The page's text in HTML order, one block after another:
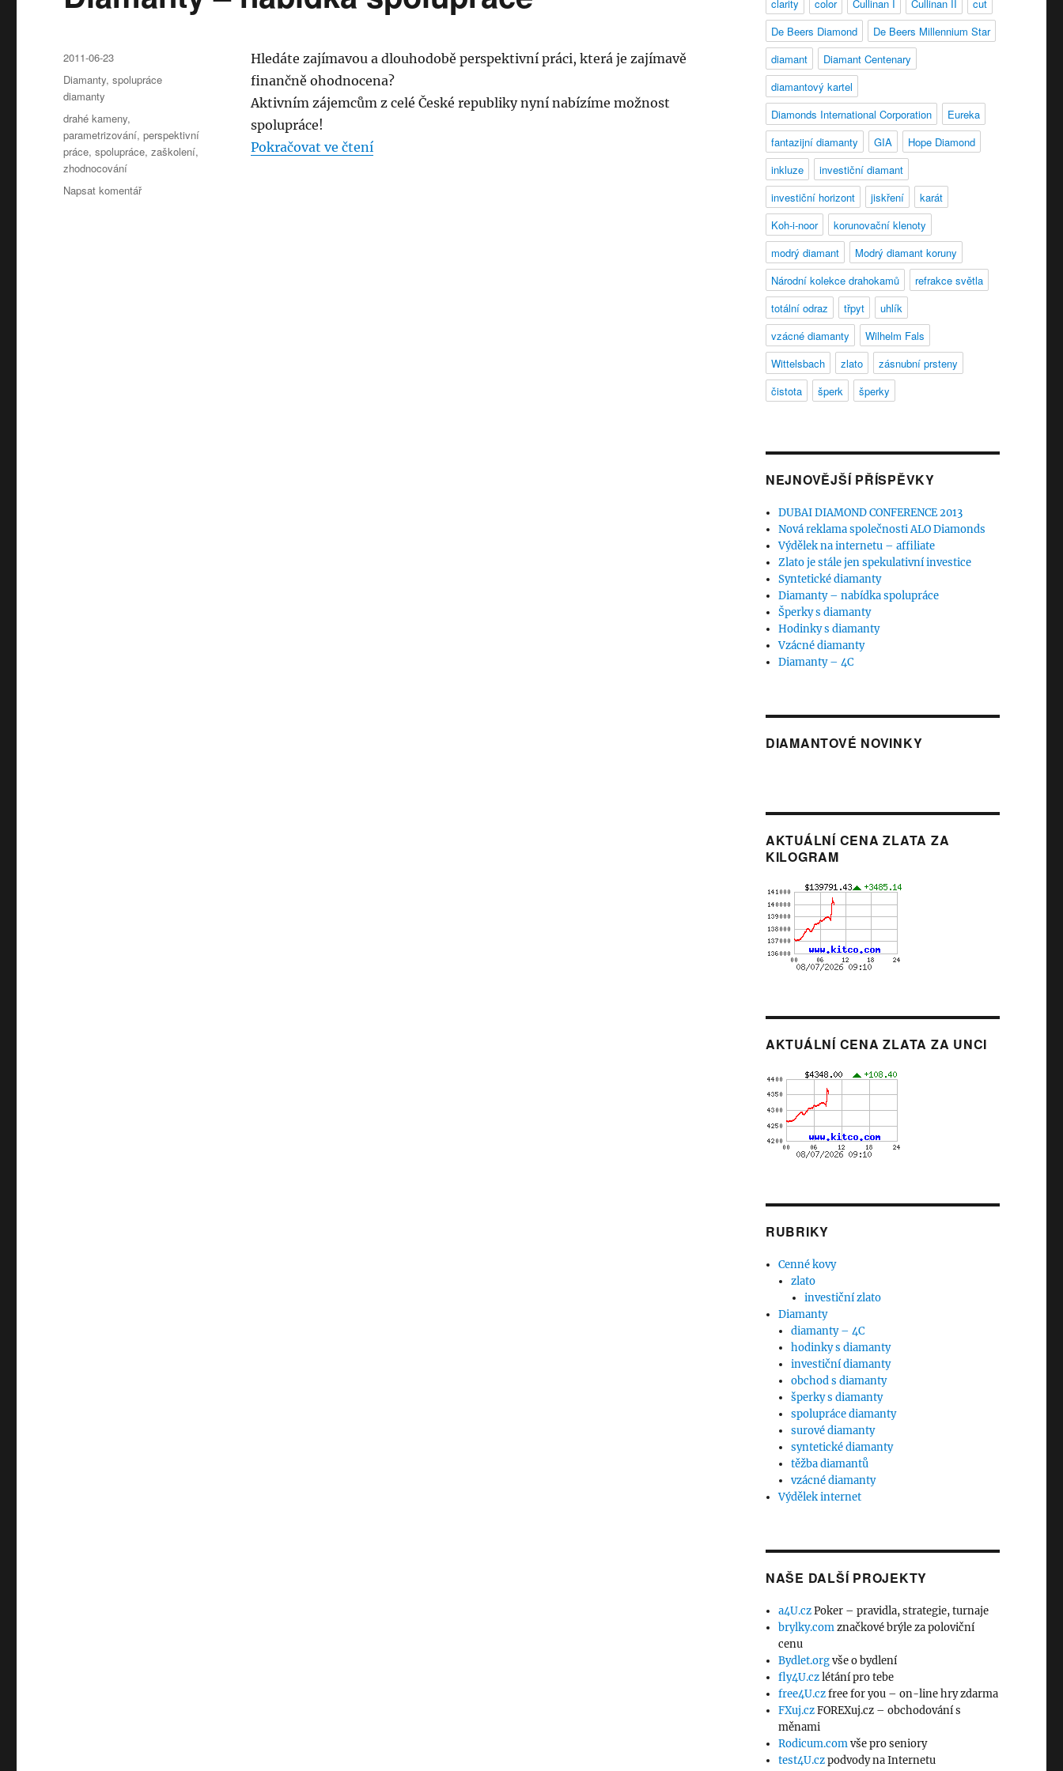
Hledáte zajímavou a dlouhodobě perspektivní práci, která je zajímavě
finančně ohodnocena?
Aktivním zájemcům z celé České republiky nyní nabízíme možnost
spolupráce!
Pokračovat ve čtení„Diamanty – nabídka spolupráce“
Publikováno:
2011-06-23
Rubriky:
Diamanty,spolupráce
diamanty
Štítky:
drahé kameny,
parametrizování,perspektivní
práce,spolupráce,zaškolení,
zhodnocování
Napsat komentářpro
clarity
color Cullinan I Cullinan II
cut
De Beers Diamond
De Beers Millennium Star
diamant
Diamant Centenary
diamantový kartel
Diamonds International Corporation
Eureka
fantazijní diamanty
GIA
Hope Diamond
inkluze
investiční diamant
investiční horizont
jiskření
karát
Koh-i-noor
korunovační klenoty
modrý diamant
Modrý diamant koruny
Národní kolekce drahokamů
refrakce světla
totální odraz
třpyt
uhlík
vzácné diamanty
Wilhelm Fals
Wittelsbach
zlato
zásnubní prsteny
čistota
šperk šperky
NEJNOVĚJŠÍ PŘÍSPĚVKY
DUBAI DIAMOND CONFERENCE 2013
Nová reklama společnosti ALO Diamonds
Výdělek na internetu – affiliate
Zlato je stále jen spekulativní investice
Syntetické diamanty
Diamanty – nabídka spolupráce
Šperky s diamanty
Hodinky s diamanty
Vzácné diamanty
Diamanty – 4C
DIAMANTOVÉ NOVINKY
AKTUÁLNÍ CENA ZLATA ZA
KILOGRAM
AKTUÁLNÍ CENA ZLATA ZA UNCI
RUBRIKY
Cenné kovy
zlato
investiční zlato
Diamanty
diamanty – 4C
hodinky s diamanty
investiční diamanty
obchod s diamanty
šperky s diamanty
spolupráce diamanty
surové diamanty
syntetické diamanty
těžba diamantů
vzácné diamanty
Výdělek internet
NAŠE DALŠÍ PROJEKTY
a4U.czPoker – pravidla, strategie, turnaje
brylky.comznačkové brýle za poloviční
cenu
Bydlet.orgvše o bydlení
fly4U.czlétání pro tebe
free4U.czfree for you – on-line hry zdarma
FXuj.czFOREXuj.cz – obchodování s
měnami
Rodicum.comvše pro seniory
test4U.czpodvody na Internetu